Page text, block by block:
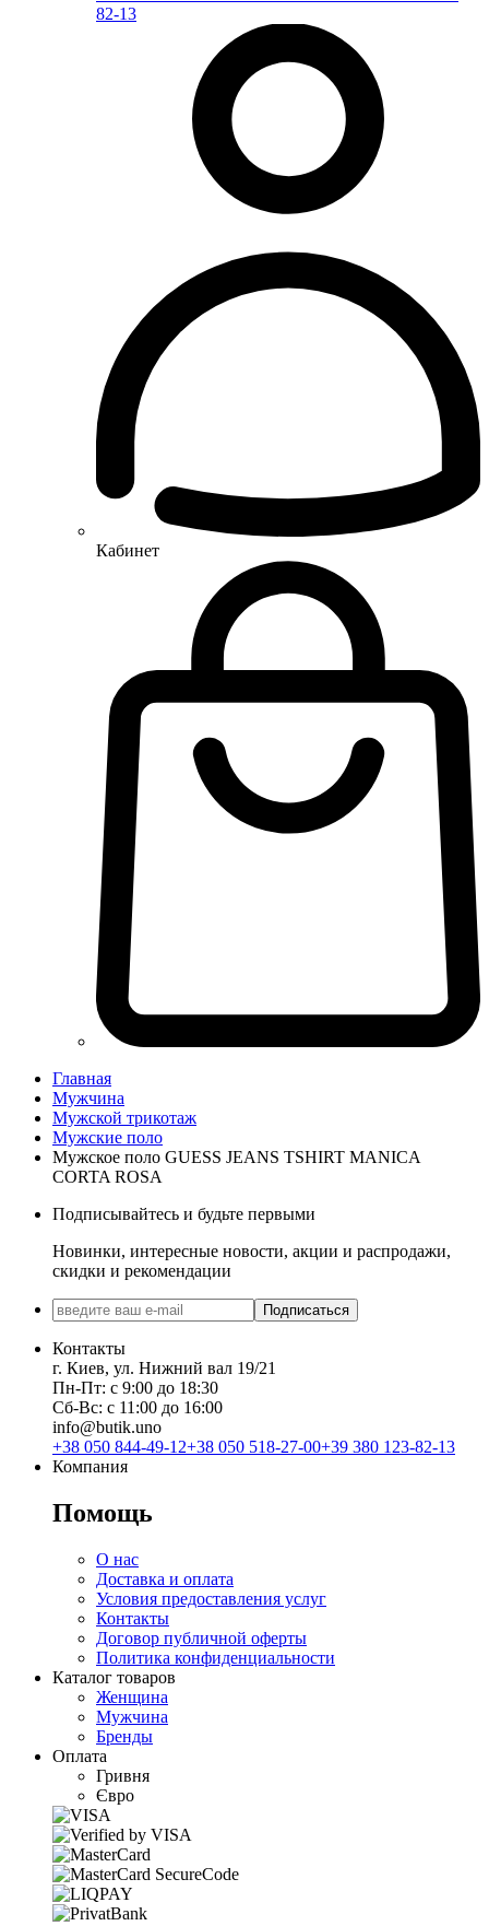
82-13
Кабинет
Главная
Мужчина
Мужской трикотаж
Мужские поло
Мужское поло GUESS JEANS TSHIRT MANICA
CORTA ROSA
Подписывайтесь и будьте первыми
Новинки, интересные новости, акции и распродажи,
скидки и рекомендации
Подписаться
Контакты
г. Киев, ул. Нижний вал 19/21
Пн-Пт: с 9:00 до 18:30
Сб-Вс: с 11:00 до 16:00
info@butik.uno
+38 050 844-49-12+38 050 518-27-00+39 380 123-82-13
Компания
Помощь
О нас
Доставка и оплата
Условия предоставления услуг
Контакты
Договор публичной оферты
Политика конфиденциальности
Каталог товаров
Женщина
Мужчина
Бренды
Оплата
Гривня
Євро